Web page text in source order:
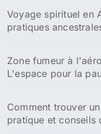
Voyage spirituel en
pratiques
Zone fumeur à
L'espace pour la
Comment trouver
pratique et conseils